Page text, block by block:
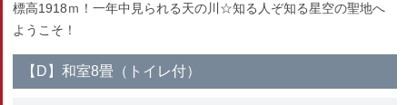
標高1918ｍ！一年中見られる天の川☆知る人ぞ知る星空の聖地へ
ようこそ！
【D】和室8畳（トイレ付）